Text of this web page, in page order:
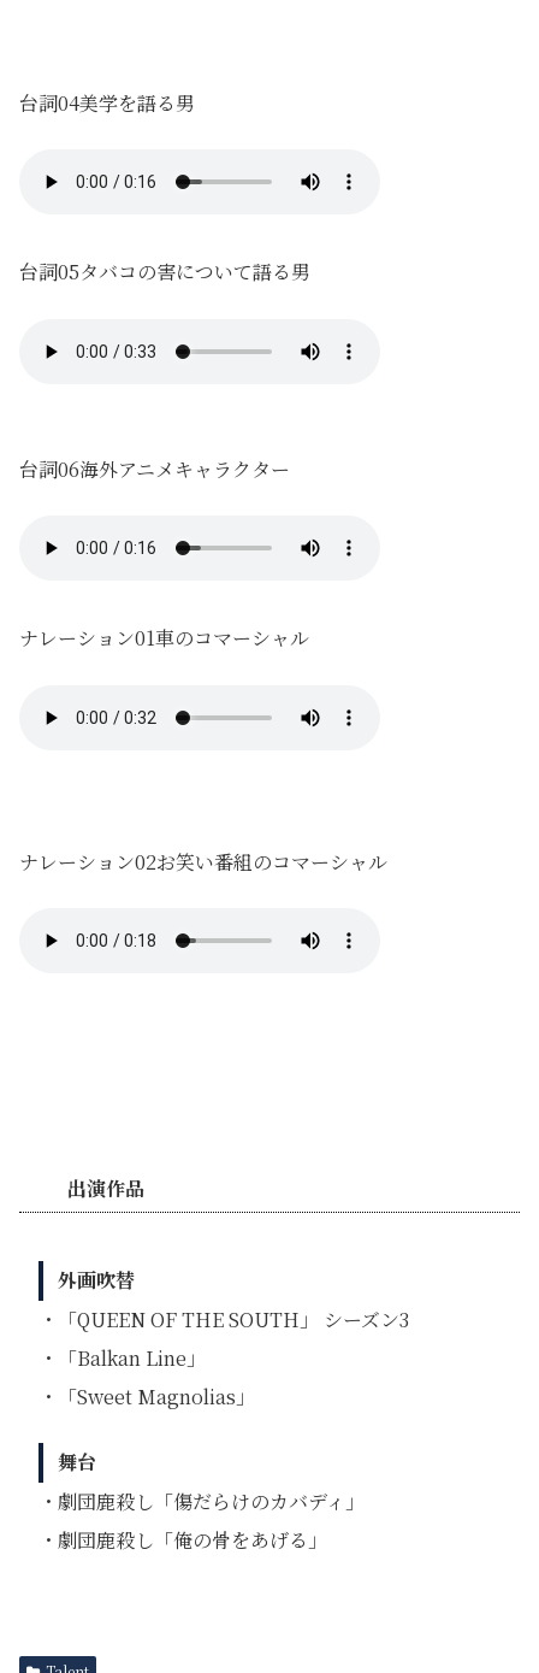
台詞04美学を語る男
台詞05タバコの害について語る男
台詞06海外アニメキャラクター
ナレーション01車のコマーシャル
ナレーション02お笑い番組のコマーシャル
出演作品
外画吹替
・「QUEEN OF THE SOUTH」 シーズン3
・「Balkan Line」
・「Sweet Magnolias」
舞台
・劇団鹿殺し「傷だらけのカバディ」
・劇団鹿殺し「俺の骨をあげる」